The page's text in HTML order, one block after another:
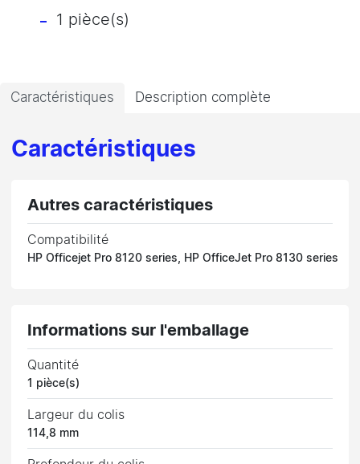
1 pièce(s)
Caractéristiques Description complète
Caractéristiques
Autres caractéristiques
Compatibilité
HP Officejet Pro 8120 series, HP OfficeJet Pro 8130 series
Informations sur l'emballage
Quantité
1 pièce(s)
Largeur du colis
114,8 mm